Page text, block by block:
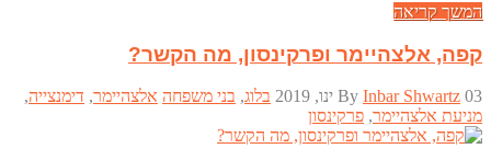
המשך קריאה
קפה, אלצהיימר ופרקינסון, מה הקשר?
By Inbar Shwartz 03 ינו, 2019 בלוג, בני משפחה אלצהיימר, דימנצייה,
מניעת אלצהיימר, פרקינסון